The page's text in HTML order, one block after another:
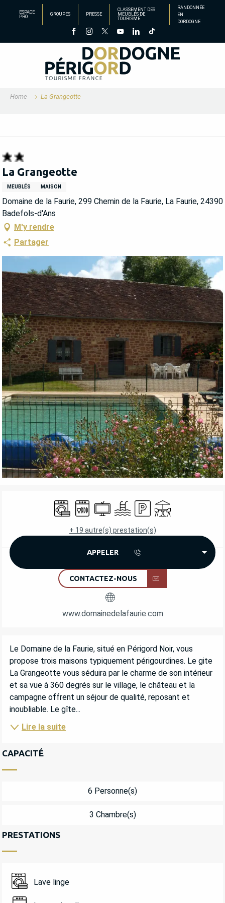
principal
ESPACE
PRO
GROUPES PRESSE
CLASSEMENT DES
MEUBLÉS DE
TOURISME
RANDONNÉE
EN
DORDOGNE
Home La Grangeotte
La Grangeotte
MEUBLÉS MAISON
Domaine de la Faurie, 299 Chemin de la Faurie, La Faurie, 24390
Badefols-d'Ans
M'y rendre
Partager
OUVERTURE ET COORDONNÉES
Lave lingeLave vaisselle
Télévision
PiscineParkingTerrasse
+ 19 autre(s) prestation(s)
APPELER
CONTACTEZ-NOUS
www.domainedelafaurie.com
DESCRIPTION
Le Domaine de la Faurie, situé en Périgord Noir, vous
propose trois maisons typiquement périgourdines. Le gite
La Grangeotte vous séduira par le charme de son intérieur
et sa vue à 360 degrés sur le village, le château et la
campagne offrent un séjour de qualité, reposant et
inoubliable. Le gîte...
Lire la suite
CAPACITÉ
6 Personne(s)
3 Chambre(s)
PRESTATIONS
Lave linge